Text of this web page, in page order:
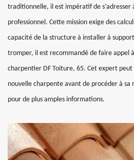
traditionnelle, il est impératif de
professionnel. Cette mission exige des
capacité de la structure à installer à
tromper, il est recommandé de faire appel
charpentier DF Toiture, 65. Cet expert
nouvelle charpente avant de procéder à sa
pour de plus amples informations.